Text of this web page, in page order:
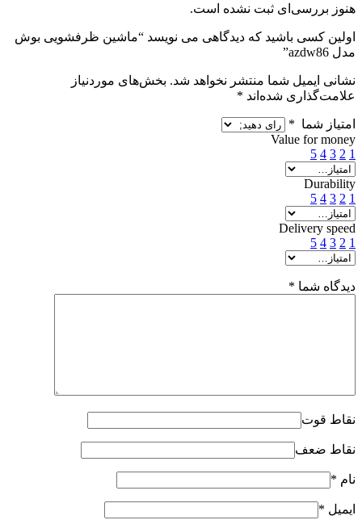
هنوز بررسی‌ای ثبت نشده است.
اولین کسی باشید که دیدگاهی می نویسد “ماشین ظرفشویی بوش
مدل azdw86”
نشانی ایمیل شما منتشر نخواهد شد. بخش‌های موردنیاز
علامت‌گذاری شده‌اند *
امتیاز شما *
Value for money
1
2
3
4
5
Durability
1
2
3
4
5
Delivery speed
1
2
3
4
5
دیدگاه شما *
نقاط قوت
نقاط ضعف
نام *
ایمیل *